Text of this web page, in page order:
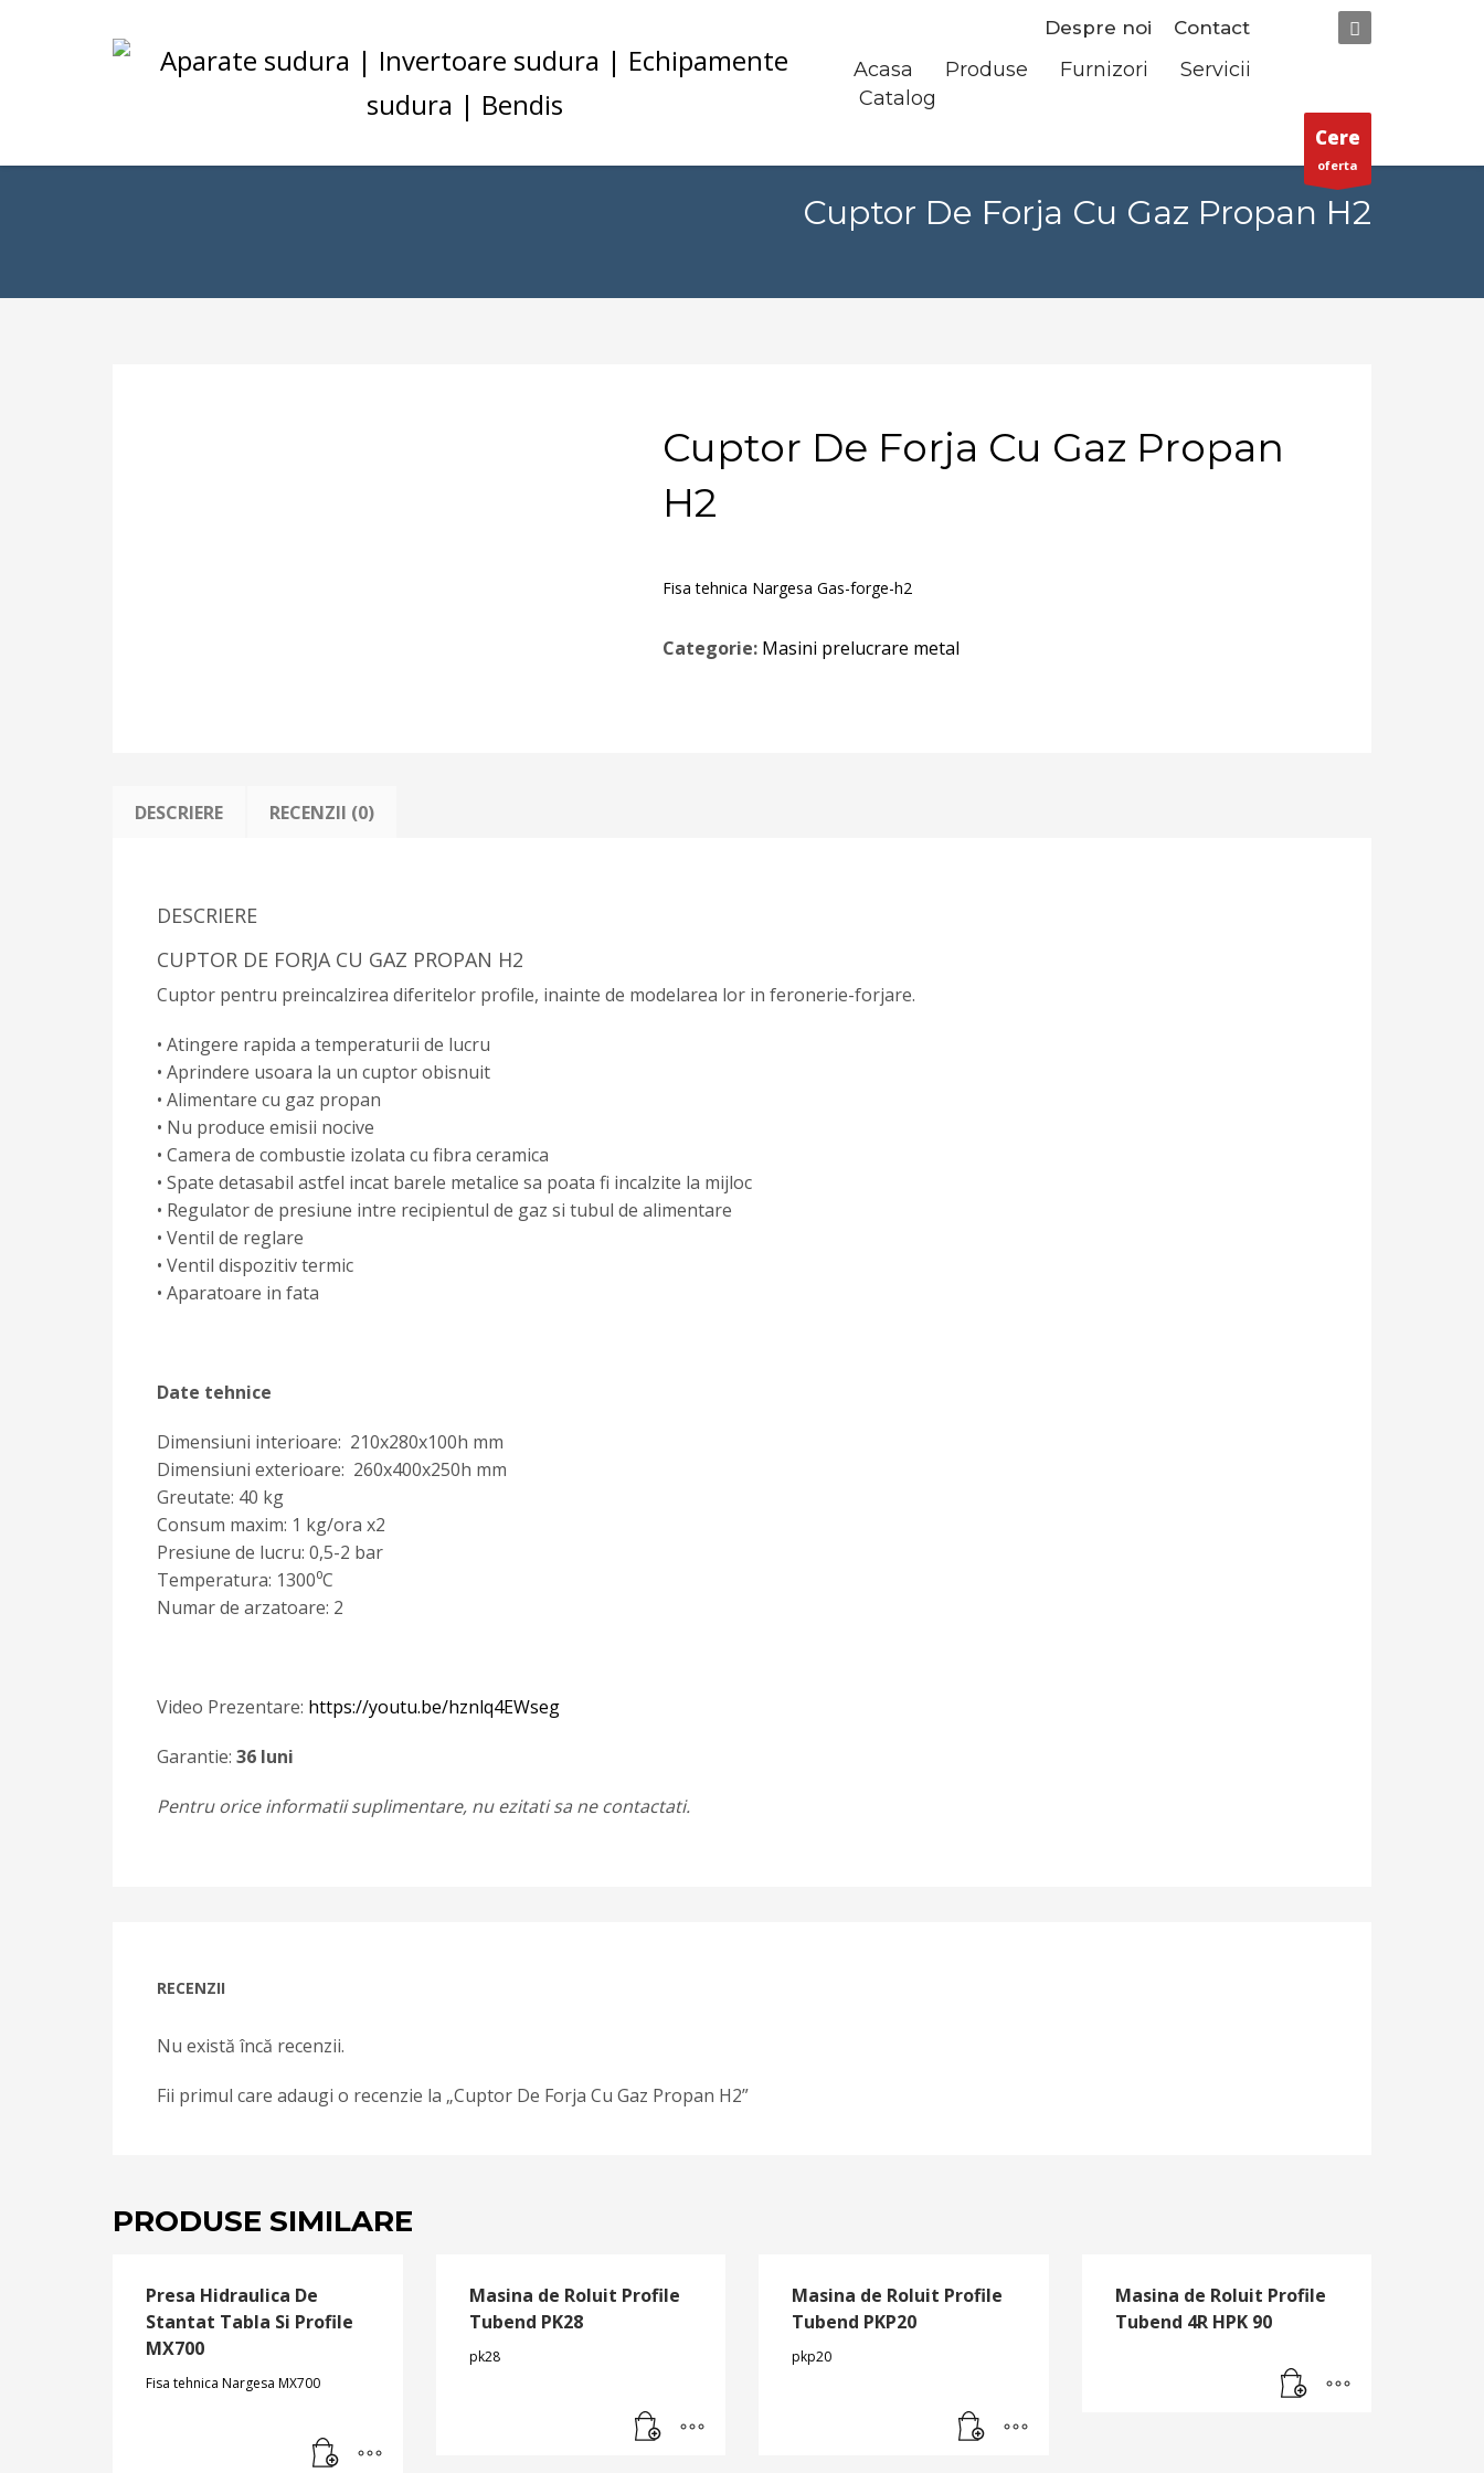
Despre noi Contact
Acasa Produse Furnizori
Servicii
Catalog
Cere
oferta
Cuptor De Forja Cu Gaz Propan H2
Cuptor De Forja Cu Gaz Propan
H2
Fisa tehnica Nargesa Gas-forge-h2
Categorie: Masini prelucrare metal
DESCRIERE RECENZII (0)
DESCRIERE
CUPTOR DE FORJA CU GAZ PROPAN H2
Cuptor pentru preincalzirea diferitelor profile, inainte de modelarea lor in feronerie-forjare.
• Atingere rapida a temperaturii de lucru
• Aprindere usoara la un cuptor obisnuit
• Alimentare cu gaz propan
• Nu produce emisii nocive
• Camera de combustie izolata cu fibra ceramica
• Spate detasabil astfel incat barele metalice sa poata fi incalzite la mijloc
• Regulator de presiune intre recipientul de gaz si tubul de alimentare
• Ventil de reglare
• Ventil dispozitiv termic
• Aparatoare in fata
Date tehnice
Dimensiuni interioare: 210x280x100h mm
Dimensiuni exterioare: 260x400x250h mm
Greutate: 40 kg
Consum maxim: 1 kg/ora x2
Presiune de lucru: 0,5-2 bar
Temperatura: 1300⁰C
Numar de arzatoare: 2
Video Prezentare: https://youtu.be/hznlq4EWseg
Garantie: 36 luni
Pentru orice informatii suplimentare, nu ezitati sa ne contactati.
RECENZII
Nu există încă recenzii.
Fii primul care adaugi o recenzie la „Cuptor De Forja Cu Gaz Propan H2”
PRODUSE SIMILARE
Presa Hidraulica De
Stantat Tabla Si Profile
MX700
Fisa tehnica Nargesa MX700
Masina de Roluit Profile
Tubend PK28
pk28
Masina de Roluit Profile
Tubend PKP20
pkp20
Masina de Roluit Profile
Tubend 4R HPK 90